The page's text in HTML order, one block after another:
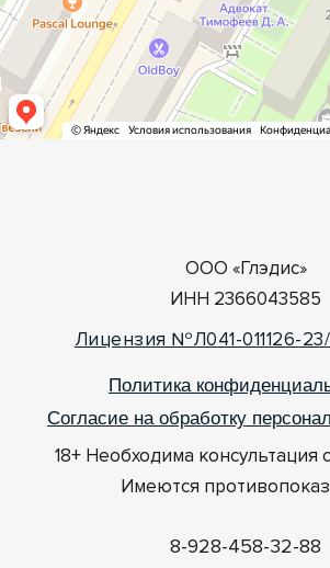
ООО «Глэдис»
ИНН 2366043585
Лицензия №Л041-011126-
Политика
Согласие на обработку
18+ Необходима консультация
Имеются
8-928-458-32-88